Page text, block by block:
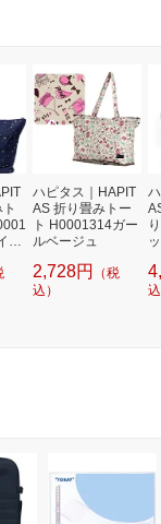
ビ
ハピタス｜HAPIT
AS 折り畳みトー
ト H0001314ガー
ルベージュ
2,728円
（税
込）